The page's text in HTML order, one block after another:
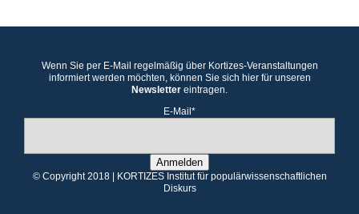
Wenn Sie per E-Mail regelmäßig über Kortizes-Veranstaltungen
informiert werden möchten, können Sie sich hier für unseren
Newsletter eintragen.
E-Mail*
Anmelden
© Copyright 2018 | KORTIZES Institut für populärwissenschaftlichen
Diskurs